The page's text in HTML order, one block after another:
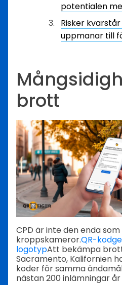
potentialen
Risker
uppmanar till
brott
CPD är inte den enda
kroppskameror.QR-
logotypAtt bekämpa
Sacramento, Kalifornien
koder för samma
nästan 200 inlämningar år